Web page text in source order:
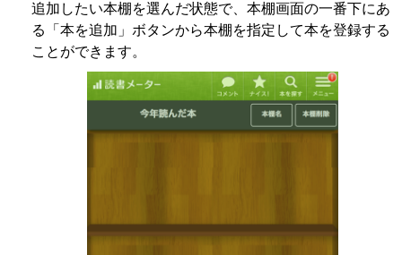
追加したい本棚を選んだ状態で、本棚画面の一番下にあ
る「本を追加」ボタンから本棚を指定して本を登録する
ことができます。